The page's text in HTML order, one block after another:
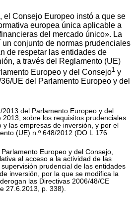
el Consejo Europeo instó a que se
europea única aplicable a
del mercado único». La
conjunto de normas prudenciales
de respetar las entidades de
a través del Reglamento (UE)
Europeo y del Consejo1 y
UE del Parlamento Europeo y del
2013 del Parlamento Europeo y del
sobre los requisitos prudenciales
las empresas de inversión, y por el
(UE) n.º 648/2012 (DO L 176
Europeo y del Consejo,
al acceso a la actividad de las
prudencial de las entidades
inversión, por la que se modifica la
las Directivas 2006/48/CE
27.6.2013, p. 338).